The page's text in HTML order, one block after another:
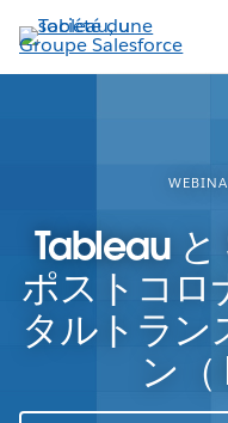
Aller
au
contenu
Tableau と
ポストコロ
タルトラン
ン（